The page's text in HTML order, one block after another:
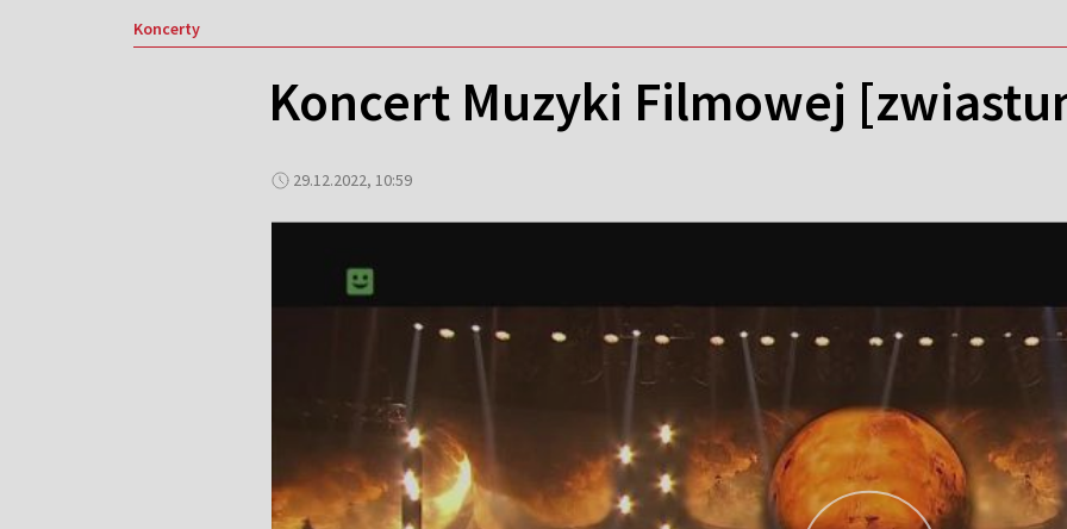
Koncerty
Koncert Muzyki Filmowej
29.12.2022, 10:59